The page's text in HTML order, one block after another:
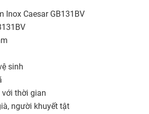
Inox Caesar GB131BV
sinh
với thời gian
người khuyết tật